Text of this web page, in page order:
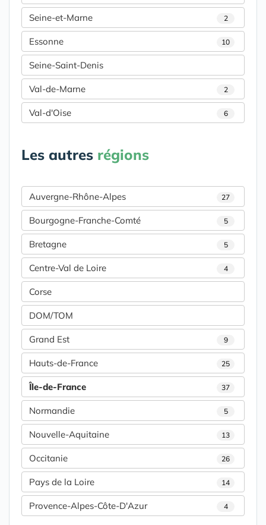
Seine-et-Marne 2
Essonne 10
Seine-Saint-Denis
Val-de-Marne 2
Val-d'Oise 6
Les autres régions
Auvergne-Rhône-Alpes 27
Bourgogne-Franche-Comté 5
Bretagne 5
Centre-Val de Loire 4
Corse
DOM/TOM
Grand Est 9
Hauts-de-France 25
Île-de-France 37
Normandie 5
Nouvelle-Aquitaine 13
Occitanie 26
Pays de la Loire 14
Provence-Alpes-Côte-D'Azur 4